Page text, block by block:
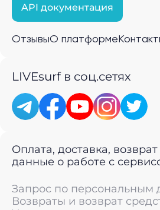
API документация
ОтзывыО платформе
LIVEsurf в соц.сетях
Оплата, доставка,
данные о работе с
Запрос по персональным
Возвраты и возврат